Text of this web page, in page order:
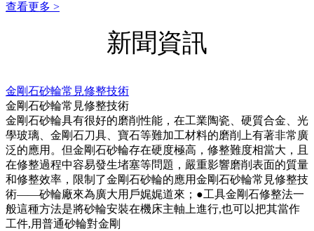
查看更多 >
新聞資訊
金剛石砂輪常見修整技術
金剛石砂輪常見修整技術
金剛石砂輪具有很好的磨削性能，在工業陶瓷、硬質合金、光
學玻璃、金剛石刀具、寶石等難加工材料的磨削上有著非常廣
泛的應用。但金剛石砂輪存在硬度極高，修整難度相當大，且
在修整過程中容易發生堵塞等問題，嚴重影響磨削表面的質量
和修整效率，限制了金剛石砂輪的應用金剛石砂輪常見修整技
術——砂輪廠來為廣大用戶娓娓道來；●工具金剛石修整法一
般這種方法是將砂輪安裝在機床主軸上進行,也可以把其當作
工件,用普通砂輪對金剛